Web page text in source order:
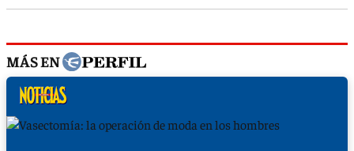
MÁS EN